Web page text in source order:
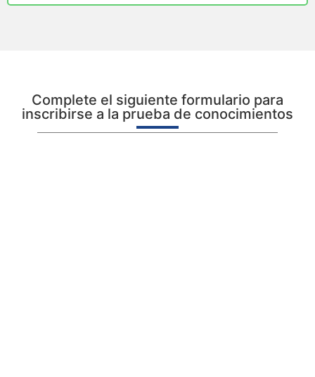
Complete el siguiente formulario para
inscribirse a la prueba de conocimientos